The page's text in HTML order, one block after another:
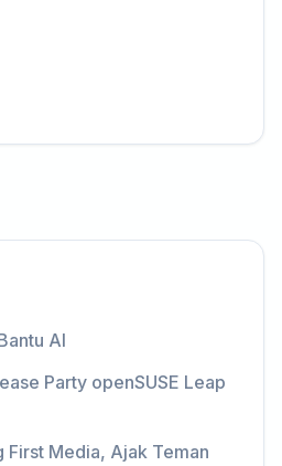
AI
Party openSUSE Leap
First Media, Ajak Teman